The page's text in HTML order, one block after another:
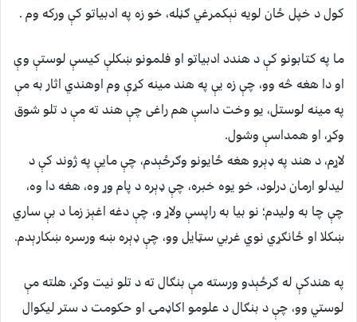
کول د خپل ځان لويه نېکمرغي ګڼله، خو زه په ادبياتو کې ورکه وم .
ما په کتابونو کې د هندد ادبياتو او فلمونو ښکلې کيسې لوستې وې
او دا هغه څه وو، چې زه يې په هند مينه کړې وم اوهندي اثار به مې
په مينه لوستل، يو وخت داسې هم راغى چې هند ته مې د تلو شوق
وکړ، او همداسې وشول.
لاړم، د هند په ډېرو هغه ځايونو وګرځېدم، چې مايې په ژوند کې د
ليدلو ارمان درلود، خو يوه خبره، چې ډېره د پام وړ وه، هغه دا وه،
چې چا به وليدم؛ نو بيا به راپسې ولاړ و، چې دغه اغېز زما د بې ساري
ښکلا او ځانګړي نوي غربي سټايل وو، چې ډېره ښه ورسره ښکارېدم.
په هندکې له ګرځېدو ورسته مې بنګال ته د تلو نيت وکړ، هلته مې
لوستي وو، چې د بنګال د علومو اکاډمۍ او حکومت د ستر ليکوال